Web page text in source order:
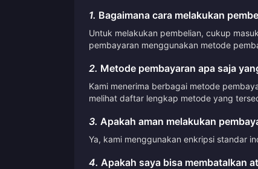
1. Bagaimana cara melakukan
Untuk melakukan pembelian, cukup
pembayaran menggunakan metode
2. Metode pembayaran apa saja
Kami menerima berbagai metode
melihat daftar lengkap metode yang
3. Apakah aman melakukan
Ya, kami menggunakan enkripsi standar
4. Apakah saya bisa membatalkan